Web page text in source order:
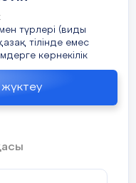
Л.С.Выготский
адаммен
не істей алса,
алады” яғни,
әрекетте
емес
түрлері (виды
тілінде емес
көрнекілік